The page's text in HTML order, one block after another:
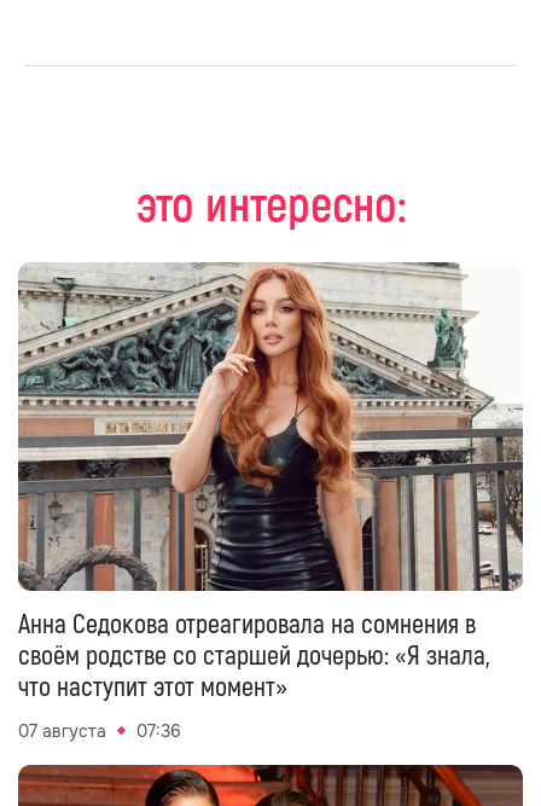
это интересно:
Анна Седокова отреагировала на сомнения в
своём родстве со старшей дочерью: «Я знала,
что наступит этот момент»
07 августа 07:36